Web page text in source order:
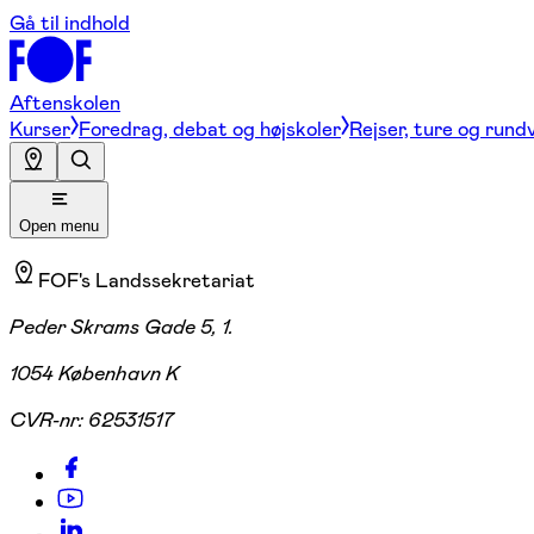
Gå til indhold
Aftenskolen
Kurser Foredrag, debat og højskoler Rejser, ture og
Open menu
FOF's Landssekretariat
Peder Skrams Gade 5, 1.
1054 København K
CVR-nr: 62531517